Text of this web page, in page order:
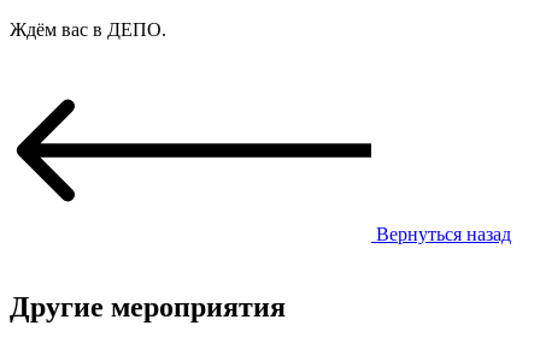
Ждём вас в ДЕПО.
Вернуться назад
Другие мероприятия